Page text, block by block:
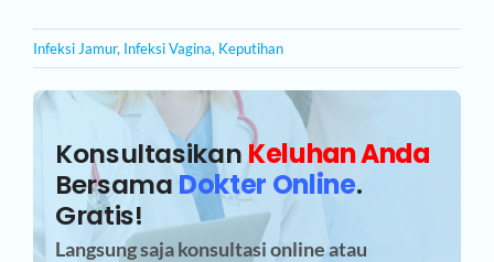
Infeksi Jamur, Infeksi Vagina, Keputihan
Konsultasikan Keluhan Anda
BersamaDokter Online.
Gratis!
Langsung saja konsultasi online atau